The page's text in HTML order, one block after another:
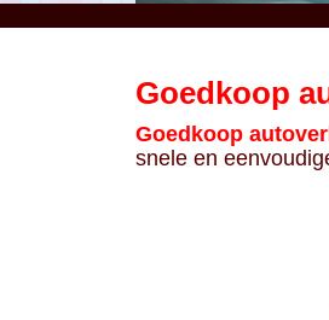
Goedkoop
Goedkoop
snele en